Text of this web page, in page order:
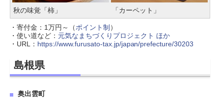
秋の味覚「柿」 「カーペット」
・寄付金：1万円～（ポイント制 ）
・使い道など： 元気なまちづくりプロジェクト ほか
・URL： https://www.furusato-tax.jp/japan/prefecture/30203
島根県
奥出雲町